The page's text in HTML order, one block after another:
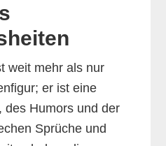
weit mehr als nur
er ist eine
des Humors und der
Sprüche und